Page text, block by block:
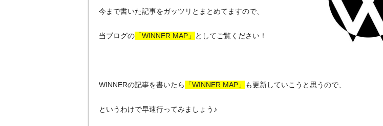
今まで書いた記事をガッツリとまとめてますので、
当ブログの 「WINNER MAP」 としてご覧ください！
WINNERの記事を書いたら 「WINNER MAP」 も更新していこうと思うので、
というわけで早速行ってみましょう♪